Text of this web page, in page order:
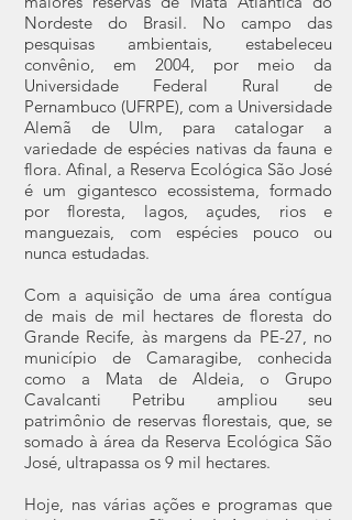
Nordeste do Brasil. No campo das
pesquisas ambientais, estabeleceu
convênio, em 2004, por meio da
Universidade Federal Rural de
Pernambuco (UFRPE), com a Universidade
Alemã de Ulm, para catalogar a
variedade de espécies nativas da fauna e
flora. Afinal, a Reserva Ecológica São José
é um gigantesco ecossistema, formado
por floresta, lagos, açudes, rios e
manguezais, com espécies pouco ou
nunca estudadas.
Com a aquisição de uma área contígua
de mais de mil hectares de floresta do
Grande Recife, às margens da PE-27, no
município de Camaragibe, conhecida
como a Mata de Aldeia, o Grupo
Cavalcanti Petribu ampliou seu
patrimônio de reservas florestais, que, se
somado à área da Reserva Ecológica São
José, ultrapassa os 9 mil hectares.
Hoje, nas várias ações e programas que